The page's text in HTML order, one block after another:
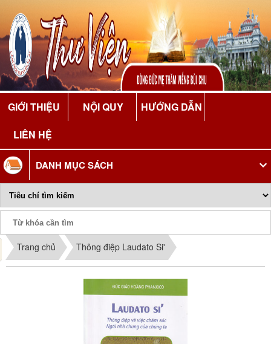
GIỚI THIỆU NỘI QUY
HƯỚNG DẪN
LIÊN HỆ
DANH MỤC SÁCH
Phiếu Sách
Trang chủ Thông điệp Laudato Si'